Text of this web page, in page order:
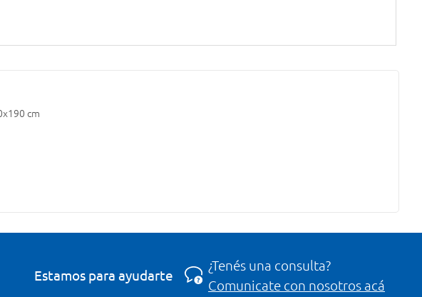
cm
Estamos para ayudarte
¿Tenés una consulta?
Comunicate con nosotros acá